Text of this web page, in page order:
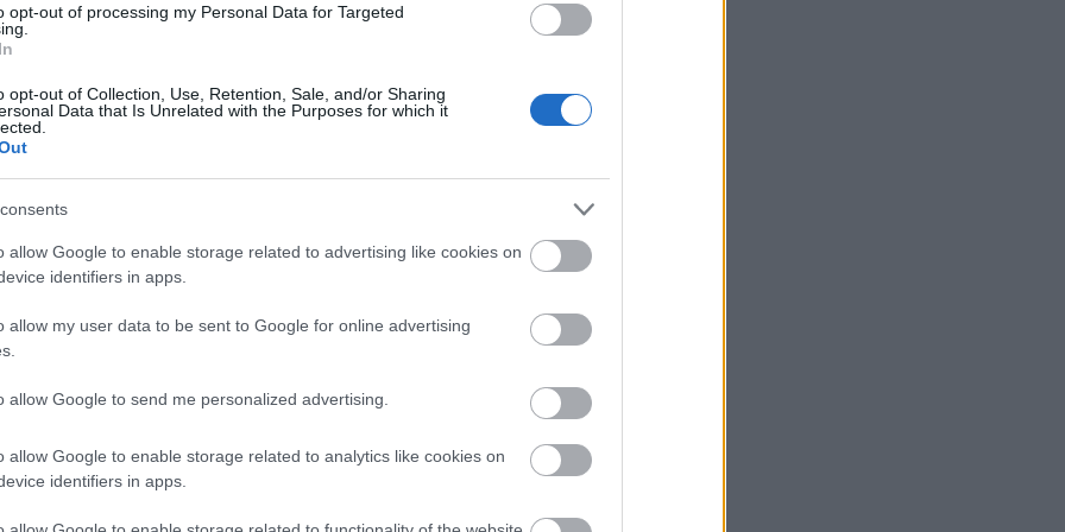
opt-out of processing my Personal Data for Targeted
opt-out of Collection, Use, Retention, Sale, and/or Sharing
Data that Is Unrelated with the Purposes for which it
allow Google to enable storage related to advertising like cookies on
identifiers in apps.
allow my user data to be sent to Google for online advertising
allow Google to send me personalized advertising.
allow Google to enable storage related to analytics like cookies on
identifiers in apps.
csomópont épül Angyalföldön
református iskoláját
Látványos építési szakasz indult